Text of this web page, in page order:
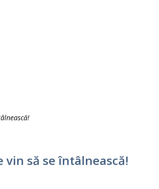
vin să se întâlnească!